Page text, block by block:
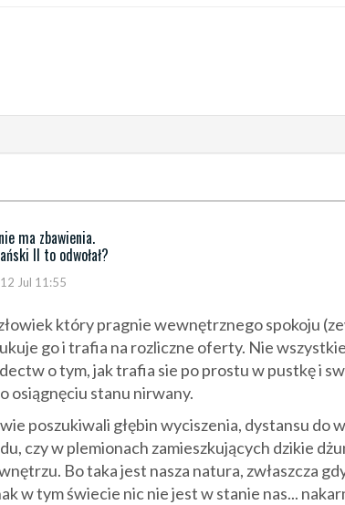
ma zbawienia.
II to odwołał?
12 Jul 11:55
który pragnie wewnętrznego spokoju
go i trafia na rozliczne oferty. Nie
o tym, jak trafia sie po prostu w pustkę i
osiągnęciu stanu nirwany.
poszukiwali głębin wyciszenia, dystansu do
czy w plemionach zamieszkujących dzikie
Bo taka jest nasza natura, zwłaszcza
w tym świecie nic nie jest w stanie nas...